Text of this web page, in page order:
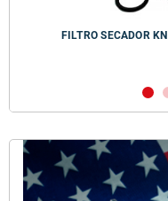
FILTRO SECADOR